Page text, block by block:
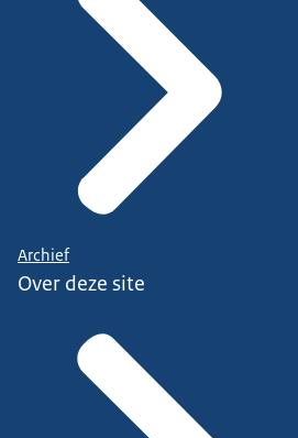
Archief
Over deze site